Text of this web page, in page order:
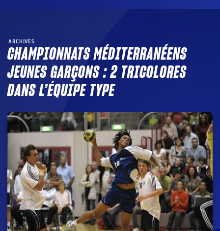
ARCHIVES
CHAMPIONNATS MÉDITERRANÉENS
JEUNES GARÇONS : 2 TRICOLORES
DANS L’ÉQUIPE TYPE